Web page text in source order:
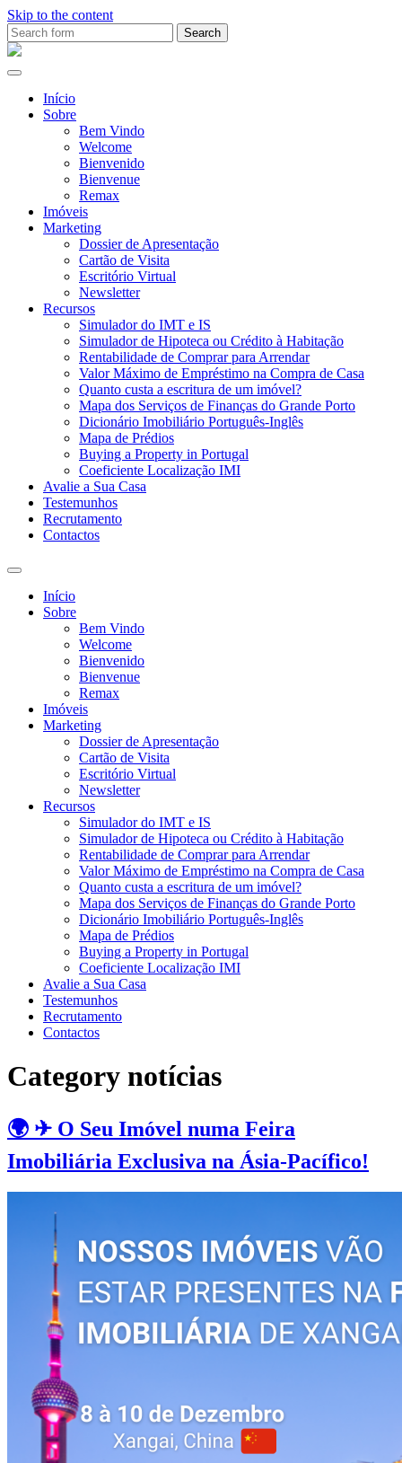
Skip to the content
Search
for:Ana
Início
Sobre
Bem Vindo
Welcome
Bienvenido
Bienvenue
Remax
Imóveis
Marketing
Dossier de Apresentação
Cartão de Visita
Escritório Virtual
Newsletter
Recursos
Simulador do IMT e IS
Simulador de Hipoteca ou Crédito à Habitação
Rentabilidade de Comprar para Arrendar
Valor Máximo de Empréstimo na Compra de Casa
Quanto custa a escritura de um imóvel?
Mapa dos Serviços de Finanças do Grande Porto
Dicionário Imobiliário Português-Inglês
Mapa de Prédios
Buying a Property in Portugal
Coeficiente Localização IMI
Avalie a Sua Casa
Testemunhos
Recrutamento
Contactos
Toggle
search
field
Início
Sobre
Bem Vindo
Welcome
Bienvenido
Bienvenue
Remax
Imóveis
Marketing
Dossier de Apresentação
Cartão de Visita
Escritório Virtual
Newsletter
Recursos
Simulador do IMT e IS
Simulador de Hipoteca ou Crédito à Habitação
Rentabilidade de Comprar para Arrendar
Valor Máximo de Empréstimo na Compra de Casa
Quanto custa a escritura de um imóvel?
Mapa dos Serviços de Finanças do Grande Porto
Dicionário Imobiliário Português-Inglês
Mapa de Prédios
Buying a Property in Portugal
Coeficiente Localização IMI
Avalie a Sua Casa
Testemunhos
Recrutamento
Contactos
Category notícias
🌍 ✈ O Seu Imóvel numa Feira
Imobiliária Exclusiva na Ásia-Pacífico!